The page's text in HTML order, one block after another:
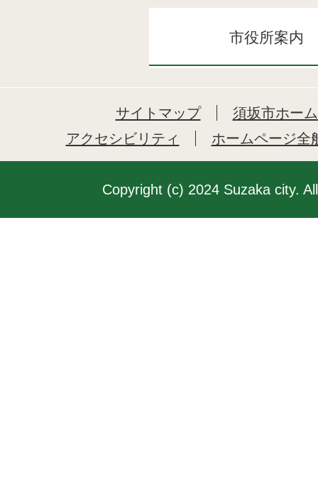
市役所案内
サイトマップ
須坂市ホー
アクセシビリティ
ホームページ全
Copyright (c) 2024 Suzaka city.